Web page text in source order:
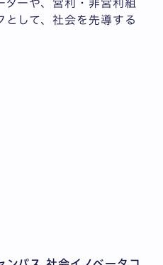
ーや、営利・非営利組
して、社会を先導する